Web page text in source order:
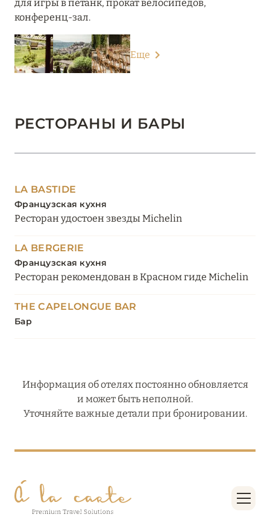
для игры в петанк, прокат велосипедов,
конференц-зал.
Еще
РЕСТОРАНЫ И БАРЫ
LA BASTIDE
Французская кухня
Ресторан удостоен звезды Michelin
LA BERGERIE
Французская кухня
Ресторан рекомендован в Красном гиде Michelin
THE CAPELONGUE BAR
Бар
Информация об отелях постоянно обновляется
и может быть неполной.
Уточняйте важные детали при бронировании.